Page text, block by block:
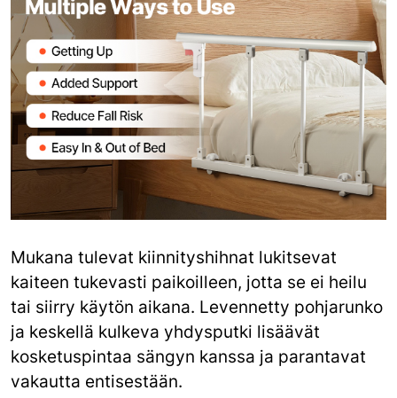
Mukana tulevat kiinnityshihnat lukitsevat
kaiteen tukevasti paikoilleen, jotta se ei heilu
tai siirry käytön aikana. Levennetty pohjarunko
ja keskellä kulkeva yhdysputki lisäävät
kosketuspintaa sängyn kanssa ja parantavat
vakautta entisestään.